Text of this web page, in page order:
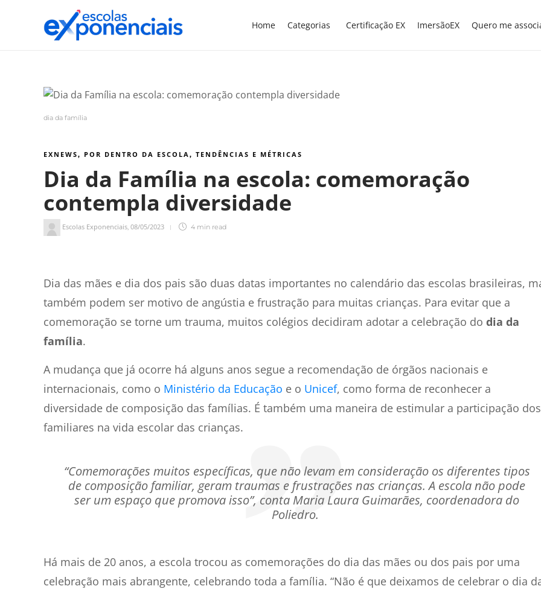
Home Categorias Certificação EX ImersãoEX Quero me
dia da família
EXNEWS, POR DENTRO DA ESCOLA, TENDÊNCIAS E MÉTRICAS
Dia da Família na escola: comemoração
contempla diversidade
Escolas Exponenciais, 08/05/2023 4 min read
Dia das mães e dia dos pais são duas datas importantes no calendário das escolas brasileiras,
também podem ser motivo de angústia e frustração para muitas crianças. Para evitar que a
comemoração se torne um trauma, muitos colégios decidiram adotar a celebração do dia da
família.
A mudança que já ocorre há alguns anos segue a recomendação de órgãos nacionais e
internacionais, como o Ministério da Educação e o Unicef, como forma de reconhecer a
diversidade de composição das famílias. É também uma maneira de estimular a participação dos
familiares na vida escolar das crianças.
“Comemorações muitos específicas, que não levam em consideração os diferentes tipos
de composição familiar, geram traumas e frustrações nas crianças. A escola não pode
ser um espaço que promova isso”, conta Maria Laura Guimarães, coordenadora do
Poliedro.
Há mais de 20 anos, a escola trocou as comemorações do dia das mães ou dos pais por uma
celebração mais abrangente, celebrando toda a família. “Não é que deixamos de celebrar o dia